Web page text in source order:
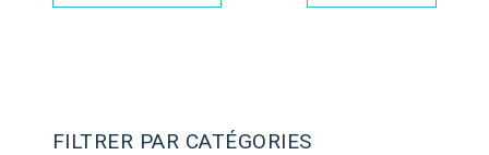
FILTRER PAR CATÉGORIES